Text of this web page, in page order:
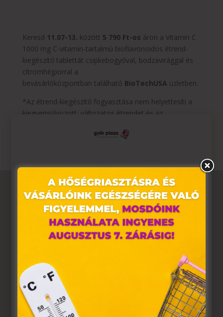
Keresd 11.07-13. között 5 790 Ft-os áron a Vitamin C
1000 mg C-vitamin-tartalmú bioflavonoidos étrend-
kiegészítő tablettát csipkebogyóval, bodzavirággal és
citromhéjporral a
bevásárlóközpontban található BioTechUSA üzletben.
*Az étrend-kiegészítő fogyasztása nem helyettesíti a
kiegyensúlyozott, változatos étrendet és az
Ez az oldal sütiket használ
Weboldalunkon „cookie"-kat (továbbiakban „süti")
alkalmazunk. Ezek olyan fájlok, melyek információt
tárolnak webes böngészőjében. Ehhez az Ön
hozzájárulása szükséges.
A „sütiket" az elektronikus hírközlésről szóló 2003. évi C.
törvény, az elektronikus kereskedelmi szolgáltatások, az
információs társadalommal összefüggő szolgáltatások
egyes kérdéseiről szóló 2001. évi CVIII. törvény, valamint
az Európai Unió előírásainak megfelelően használjuk.
Azon weblapoknak, melyek az Európai Unió országain
belül működnek, a „sütik" használatához, és ezeknek a
felhasználó számítógépén vagy egyéb eszközén történő